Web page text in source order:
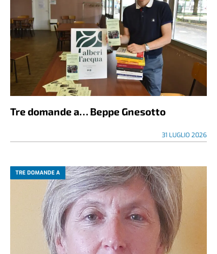
Tre domande a… Beppe Gnesotto
31 LUGLIO 2026
TRE DOMANDE A